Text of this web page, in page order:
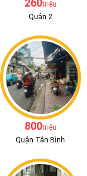
260triệu
Quận 2
800triệu
Quận Tân Bình